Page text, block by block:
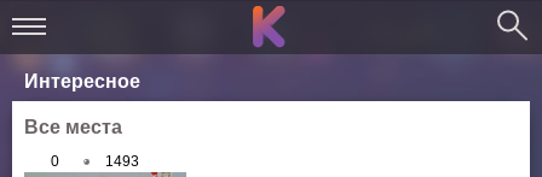
Интересное
Все места
0 1493